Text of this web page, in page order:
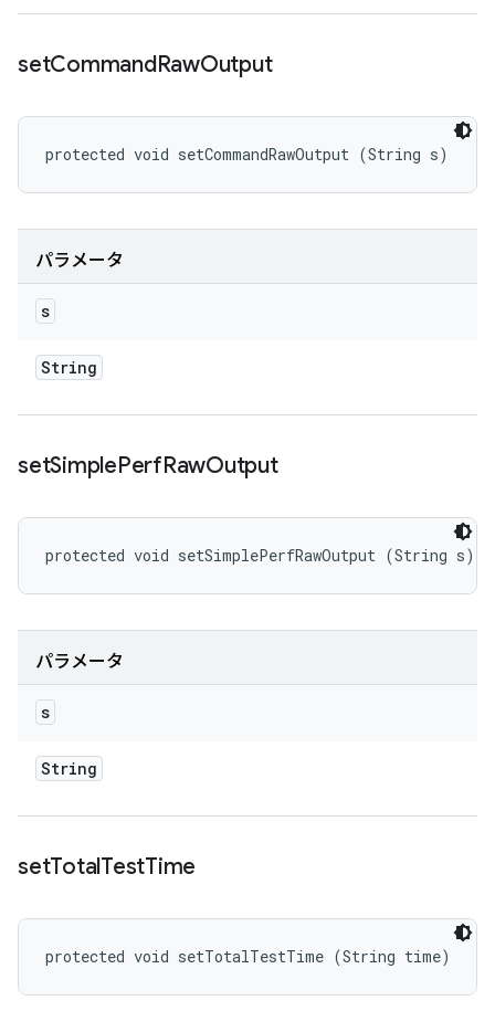
setCommandRawOutput
protected void setCommandRawOutput (String s)
パラメータ
s
String
setSimplePerfRawOutput
protected void setSimplePerfRawOutput (String s)
パラメータ
s
String
setTotalTestTime
protected void setTotalTestTime (String time)